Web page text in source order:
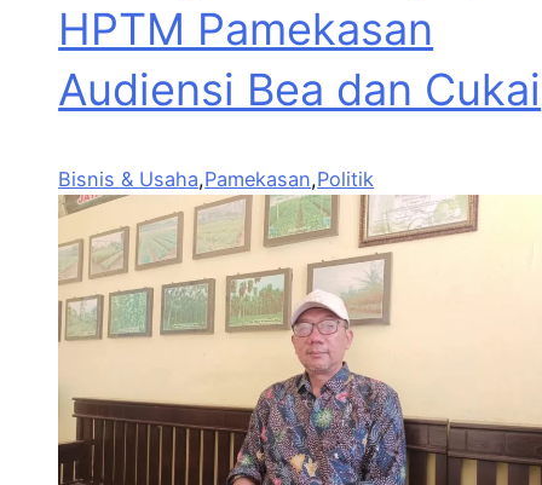
HPTM Pamekasan
Audiensi Bea dan Cukai
Bisnis & Usaha,Pamekasan,Politik